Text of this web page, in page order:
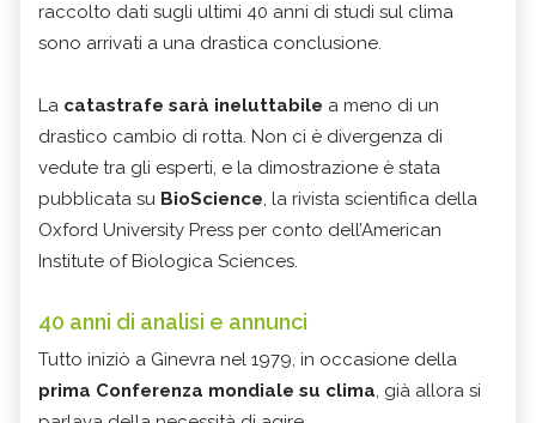
raccolto dati sugli ultimi 40 anni di studi sul clima
sono arrivati a una drastica conclusione.
La catastrafe sarà ineluttabile a meno di un
drastico cambio di rotta. Non ci è divergenza di
vedute tra gli esperti, e la dimostrazione è stata
pubblicata su BioScience, la rivista scientifica della
Oxford University Press per conto dell’American
Institute of Biologica Sciences.
40 anni di analisi e annunci
Tutto iniziò a Ginevra nel 1979, in occasione della
prima Conferenza mondiale su clima, già allora si